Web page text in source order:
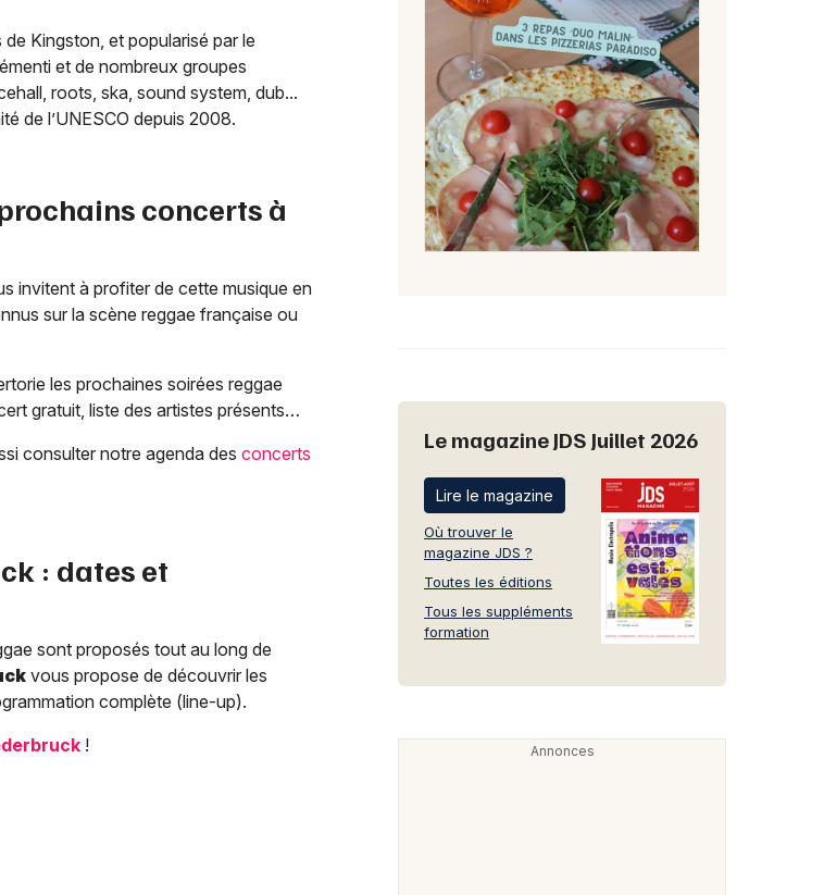
Kingston, et popularisé par le
et de nombreux groupes
roots, ska, sound system, dub...
de l’UNESCO depuis 2008.
concerts à
invitent à profiter de cette musique en
sur la scène reggae française ou
les prochaines soirées reggae
gratuit, liste des artistes présents…
consulter notre agenda des concerts
: dates et
sont proposés tout au long de
vous propose de découvrir les
complète (line-up).
!
Le magazine JDS Juillet 2026
Lire le magazine
Où trouver le
magazine JDS ?
Toutes les éditions
Tous les suppléments
formation